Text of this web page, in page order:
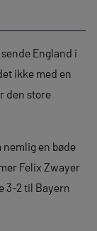
England i
ikke med en
den store
nemlig en bøde
Felix Zwayer
3-2 til Bayern